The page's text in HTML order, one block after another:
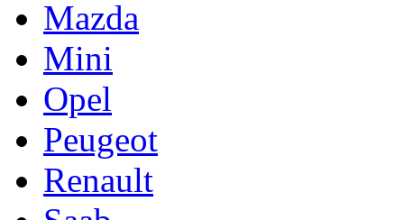
Mazda
Mini
Opel
Peugeot
Renault